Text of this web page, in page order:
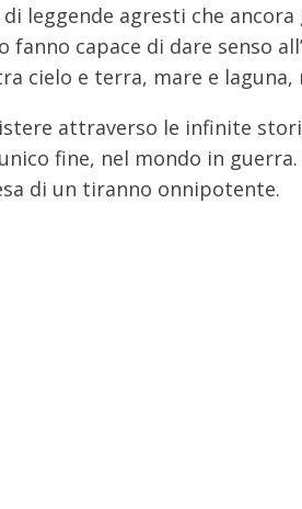
leggende agresti che
capace di dare senso
cielo e terra, mare e laguna,
attraverso le infinite
fine, nel mondo in guerra.
di un tiranno onnipotente.